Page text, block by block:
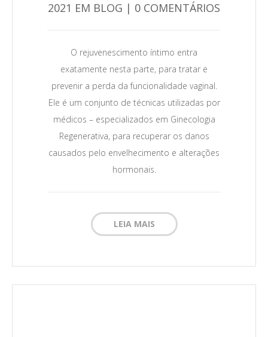
2021 EM BLOG | 0 COMENTÁRIOS
O rejuvenescimento íntimo entra
exatamente nesta parte, para tratar e
prevenir a perda da funcionalidade vaginal.
Ele é um conjunto de técnicas utilizadas por
médicos – especializados em Ginecologia
Regenerativa, para recuperar os danos
causados pelo envelhecimento e alterações
hormonais.
LEIA MAIS